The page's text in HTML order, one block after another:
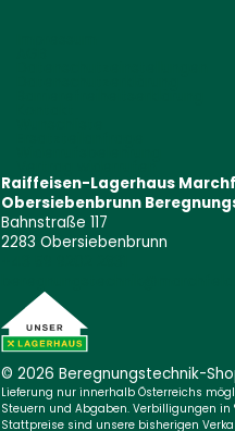
Raiffeisen-Lagerhaus
Obersiebenbrunn
Bahnstraße 117
2283 Obersiebenbrunn
© 2026 Beregnungs­technik-
Lieferung nur innerhalb Österreichs
Steuern und Abgaben. Verbilligungen
Stattpreise sind unsere bisherigen